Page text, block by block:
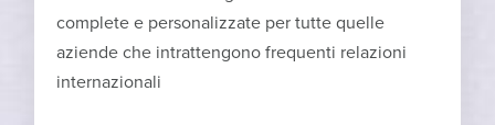
complete e personalizzate per tutte quelle
aziende che intrattengono frequenti relazioni
internazionali